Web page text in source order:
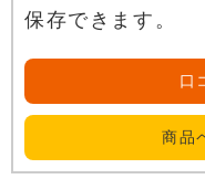
保存できます。
口
商品